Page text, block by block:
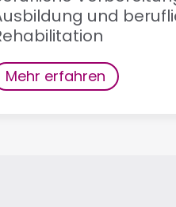
und
Mehr erfahren